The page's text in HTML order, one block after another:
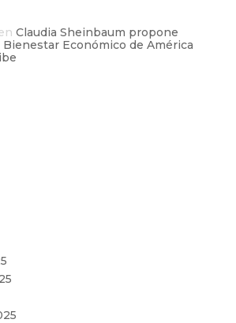
Claudia Sheinbaum propone
Económico de América